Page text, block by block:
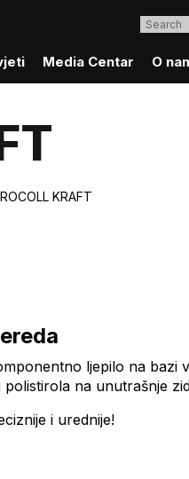
Media Centar O
KRAFT
ljepilo na bazi
na unutrašnje
i urednije!